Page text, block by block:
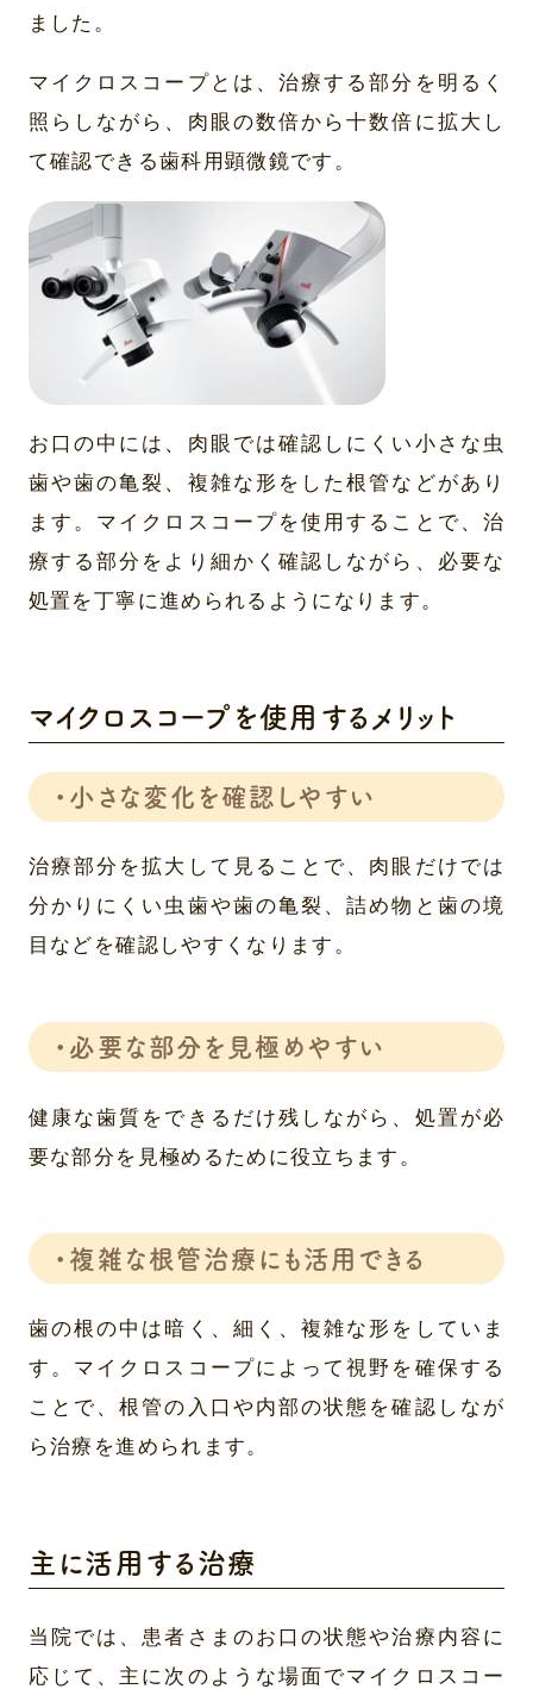
ました。
マイクロスコープとは、治療する部分を明るく
照らしながら、肉眼の数倍から十数倍に拡大し
て確認できる歯科用顕微鏡です。
お口の中には、肉眼では確認しにくい小さな虫
歯や歯の亀裂、複雑な形をした根管などがあり
ます。マイクロスコープを使用することで、治
療する部分をより細かく確認しながら、必要な
処置を丁寧に進められるようになります。
マイクロスコープを使用するメリット
・小さな変化を確認しやすい
治療部分を拡大して見ることで、肉眼だけでは
分かりにくい虫歯や歯の亀裂、詰め物と歯の境
目などを確認しやすくなります。
・必要な部分を見極めやすい
健康な歯質をできるだけ残しながら、処置が必
要な部分を見極めるために役立ちます。
・複雑な根管治療にも活用できる
歯の根の中は暗く、細く、複雑な形をしていま
す。マイクロスコープによって視野を確保する
ことで、根管の入口や内部の状態を確認しなが
ら治療を進められます。
主に活用する治療
当院では、患者さまのお口の状態や治療内容に
応じて、主に次のような場面でマイクロスコー